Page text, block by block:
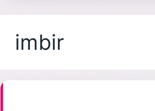
imbir